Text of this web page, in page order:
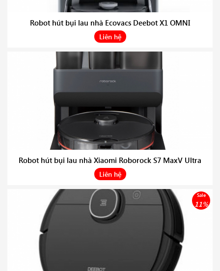
Robot hút bụi lau nhà Ecovacs Deebot X1 OMNI
Liên hệ
Robot hút bụi lau nhà Xiaomi Roborock S7 MaxV Ultra
Liên hệ
Sale
11%